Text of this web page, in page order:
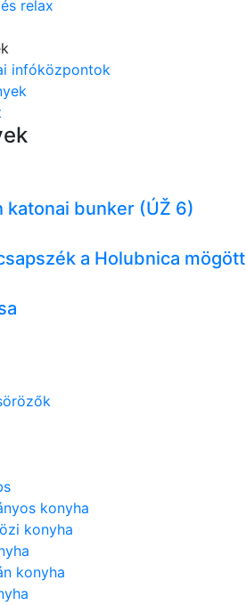
relax
infóközpontok
katonai bunker (ÚŽ 6)
a Holubnica mögött
konyha
konyha
konyha